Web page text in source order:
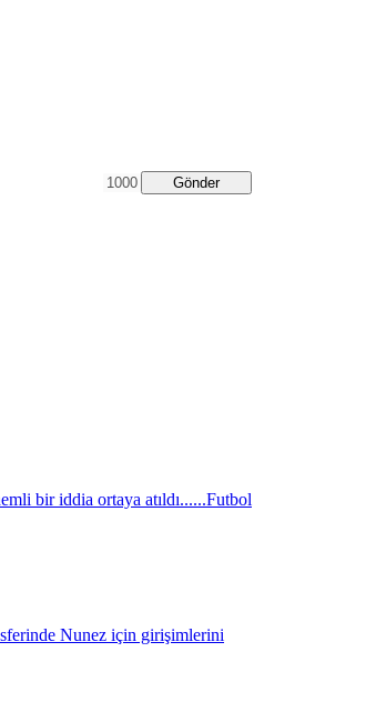
Gönder
bir iddia ortaya atıldı......Futbol
Nunez için girişimlerini